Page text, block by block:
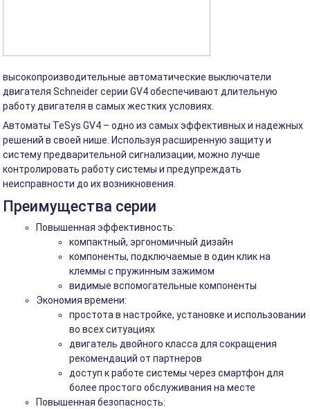
высокопроизводительные автоматические выключатели
двигателя Schneider серии GV4 обеспечивают длительную
работу двигателя в самых жестких условиях.
Автоматы TeSys GV4 – одно из самых эффективных и надежных
решений в своей нише. Используя расширенную защиту и
систему предварительной сигнализации, можно лучше
контролировать работу системы и предупреждать
неисправности до их возникновения.
Преимущества серии
Повышенная эффективность:
компактный, эргономичный дизайн
компоненты, подключаемые в один клик на
клеммы с пружинным зажимом
видимые вспомогательные компоненты
Экономия времени:
простота в настройке, установке и использовании
во всех ситуациях
двигатель двойного класса для сокращения
рекомендаций от партнеров
доступ к работе системы через смартфон для
более простого обслуживания на месте
Повышенная безопасность: